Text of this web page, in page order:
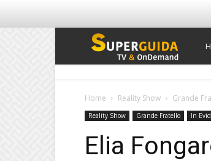
TV
Home Reality Show Grande
Reality Show Grande Fratello In
Elia